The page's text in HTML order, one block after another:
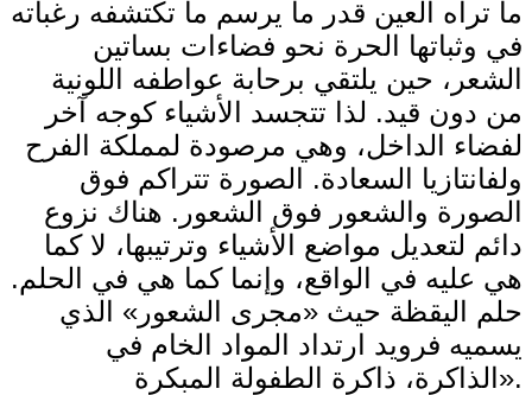
ما تراه العين قدر ما يرسم ما تكتشفه رغباته
في وثباتها الحرة نحو فضاءات بساتين
الشعر، حين يلتقي برحابة عواطفه اللونية
من دون قيد. لذا تتجسد الأشياء كوجه آخر
لفضاء الداخل، وهي مرصودة لمملكة الفرح
ولفانتازيا السعادة. الصورة تتراكم فوق
الصورة والشعور فوق الشعور. هناك نزوع
دائم لتعديل مواضع الأشياء وترتيبها، لا كما
هي عليه في الواقع، وإنما كما هي في الحلم.
حلم اليقظة حيث «مجرى الشعور» الذي
يسميه فرويد ارتداد المواد الخام في
الذاكرة، ذاكرة الطفولة المبكرة».